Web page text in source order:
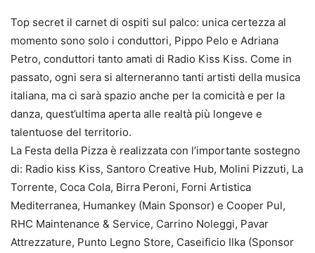
Top secret il carnet di ospiti sul palco: unica certezza al
momento sono solo i conduttori, Pippo Pelo e Adriana
Petro, conduttori tanto amati di Radio Kiss Kiss. Come in
passato, ogni sera si alterneranno tanti artisti della musica
italiana, ma ci sarà spazio anche per la comicità e per la
danza, quest’ultima aperta alle realtà più longeve e
talentuose del territorio.
La Festa della Pizza è realizzata con l’importante sostegno
di: Radio kiss Kiss, Santoro Creative Hub, Molini Pizzuti, La
Torrente, Coca Cola, Birra Peroni, Forni Artistica
Mediterranea, Humankey (Main Sponsor) e Cooper Pul,
RHC Maintenance & Service, Carrino Noleggi, Pavar
Attrezzature, Punto Legno Store, Caseificio Ilka (Sponsor